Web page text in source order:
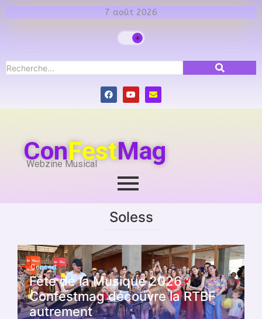
7 août 2026
ConFestMag
Webzine Musical
Soless
Concert
Fête de la Musique 2026 :
Confestmag découvre la RTBF
autrement